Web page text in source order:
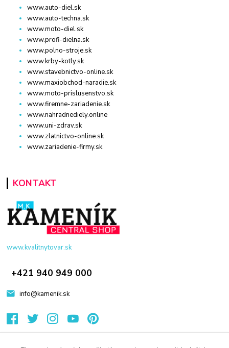
www.auto-diel.sk
www.auto-techna.sk
www.moto-diel.sk
www.profi-dielna.sk
www.polno-stroje.sk
www.krby-kotly.sk
www.stavebnictvo-online.sk
www.maxiobchod-naradie.sk
www.moto-prislusenstvo.sk
www.firemne-zariadenie.sk
www.nahradnediely.online
www.uni-zdrav.sk
www.zlatnictvo-online.sk
www.zariadenie-firmy.sk
KONTAKT
www.kvalitnytovar.sk
+421 940 949 000
info@kamenik.sk